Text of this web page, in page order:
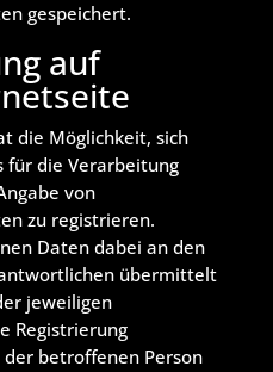
gespeichert.
auf
die Möglichkeit, sich
die Verarbeitung
von
zu registrieren.
Daten dabei an den
übermittelt
jeweiligen
Registrierung
betroffenen Person